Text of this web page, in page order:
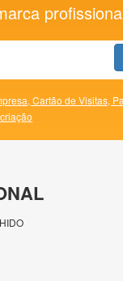
Cartão de Visitas,